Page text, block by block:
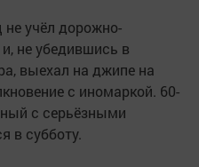
учёл дорожно-
не убедившись в
выехал на джипе на
с иномаркой. 60-
с серьёзными
в субботу.